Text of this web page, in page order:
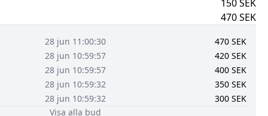
150SEK
470SEK
28 jun 11:00:30 470 SEK
28 jun 10:59:57
420 SEK
28 jun 10:59:57
400 SEK
28 jun 10:59:32
350 SEK
28 jun 10:59:32
300 SEK
Visa alla bud